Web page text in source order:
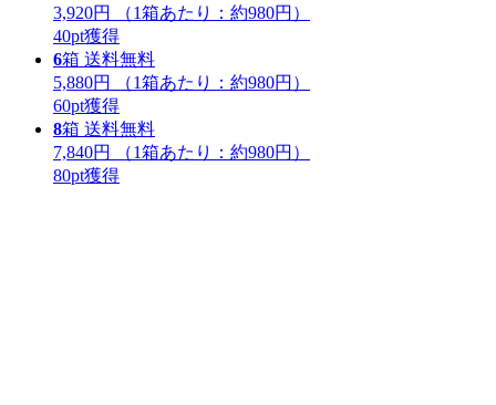
3,920円
（1箱あたり： 約980円 ）
40pt獲得
6箱 送料無料
5,880円
（1箱あたり： 約980円 ）
60pt獲得
8箱 送料無料
7,840円
（1箱あたり： 約980円 ）
80pt獲得